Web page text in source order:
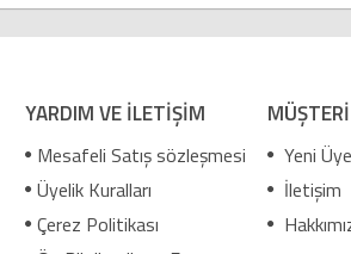
YARDIM VE İLETİŞİM
Mesafeli Satış sözleşmesi
Üyelik Kuralları
Çerez Politikası
Yeni Üye
İletişim